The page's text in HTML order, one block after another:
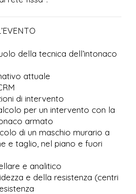
della tecnica dell’intonaco
attuale
di intervento
per un intervento con la
armato
di un maschio murario a
e taglio, nel piano e fuori
e analitico
e della resistenza (centri